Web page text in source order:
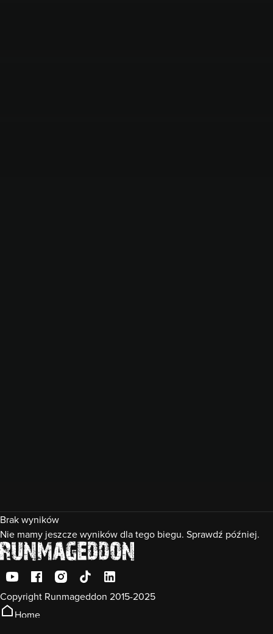
Brak wyników
Nie mamy jeszcze wyników dla tego biegu. Sprawdź później.
Copyright Runmageddon 2015-2025
Home